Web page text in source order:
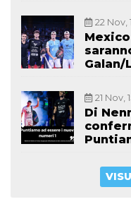
22 Nov,
Galan/
21 Nov,
Di